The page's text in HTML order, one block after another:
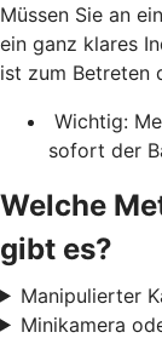
Müssen Sie an
ein ganz klares
ist zum Betreten
Wichtig:
sofort der
Welche
gibt es?
Manipulierter
Minikamera